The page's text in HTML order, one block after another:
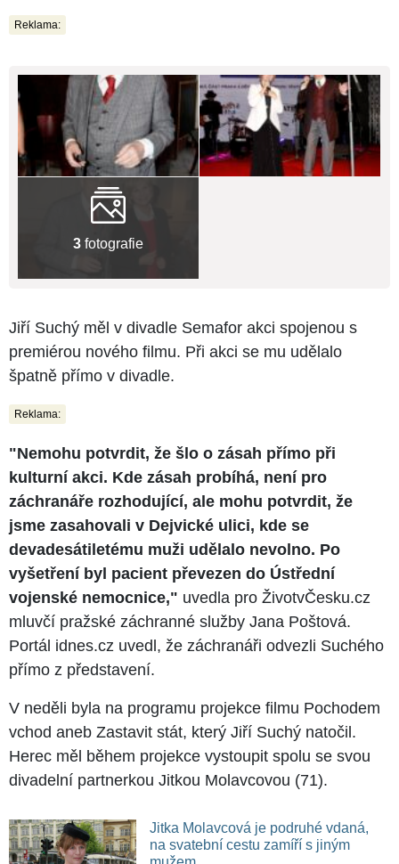
Reklama:
3 fotografie
Jiří Suchý měl v divadle Semafor akci spojenou s
premiérou nového filmu. Při akci se mu udělalo
špatně přímo v divadle.
Reklama:
"Nemohu potvrdit, že šlo o zásah přímo při
kulturní akci. Kde zásah probíhá, není pro
záchranáře rozhodující, ale mohu potvrdit, že
jsme zasahovali v Dejvické ulici, kde se
devadesátiletému muži udělalo nevolno. Po
vyšetření byl pacient převezen do Ústřední
vojenské nemocnice," uvedla pro ŽivotvČesku.cz
mluvčí pražské záchranné služby Jana Poštová.
Portál idnes.cz uvedl, že záchranáři odvezli Suchého
přímo z představení.
V neděli byla na programu projekce filmu Pochodem
vchod aneb Zastavit stát, který Jiří Suchý natočil.
Herec měl během projekce vystoupit spolu se svou
divadelní partnerkou Jitkou Molavcovou (71).
Jitka Molavcová je podruhé vdaná,
na svatební cestu zamíří s jiným